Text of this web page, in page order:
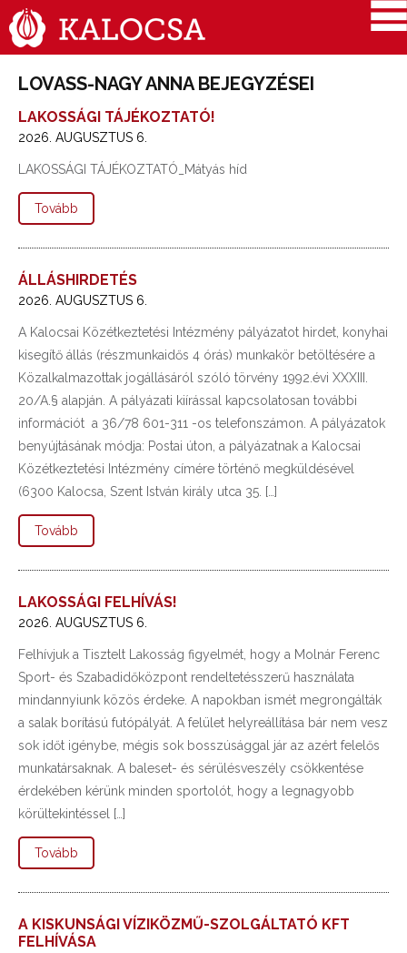
LOVASS-NAGY ANNA BEJEGYZÉSEI
LAKOSSÁGI TÁJÉKOZTATÓ!
2026. AUGUSZTUS 6.
LAKOSSÁGI TÁJÉKOZTATÓ_Mátyás híd
Tovább
ÁLLÁSHIRDETÉS
2026. AUGUSZTUS 6.
A Kalocsai Közétkeztetési Intézmény pályázatot hirdet, konyhai
kisegítő állás (részmunkaidős 4 órás) munkakör betöltésére a
Közalkalmazottak jogállásáról szóló törvény 1992.évi XXXIII.
20/A.§ alapján. A pályázati kiírással kapcsolatosan további
információt a 36/78 601-311 -os telefonszámon. A pályázatok
benyújtásának módja: Postai úton, a pályázatnak a Kalocsai
Közétkeztetési Intézmény címére történő megküldésével
(6300 Kalocsa, Szent István király utca 35. […]
Tovább
LAKOSSÁGI FELHÍVÁS!
2026. AUGUSZTUS 6.
Felhívjuk a Tisztelt Lakosság figyelmét, hogy a Molnár Ferenc
Sport- és Szabadidőközpont rendeltetésszerű használata
mindannyiunk közös érdeke. A napokban ismét megrongálták
a salak borítású futópályát. A felület helyreállítása bár nem vesz
sok időt igénybe, mégis sok bosszúsággal jár az azért felelős
munkatársaknak. A baleset- és sérülésveszély csökkentése
érdekében kérünk minden sportolót, hogy a legnagyobb
körültekintéssel […]
Tovább
A KISKUNSÁGI VÍZIKÖZMŰ-SZOLGÁLTATÓ KFT
FELHÍVÁSA